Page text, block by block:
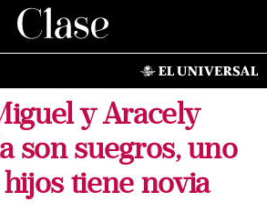
y Aracely
son suegros, uno
tiene novia